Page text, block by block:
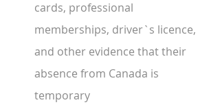
cards, professional
memberships, driver`s licence,
and other evidence that their
absence from Canada is
temporary